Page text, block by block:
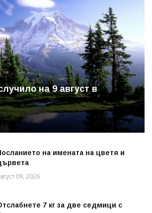
на 9 август в
на имената на цветя и
09, 2026
7 кг за две седмици с